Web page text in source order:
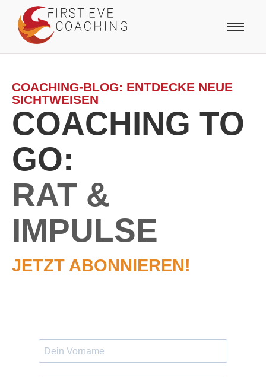
COACHING-BLOG: ENTDECKE NEUE
SICHTWEISEN
COACHING TO
GO:
RAT &
IMPULSE
JETZT ABONNIEREN!